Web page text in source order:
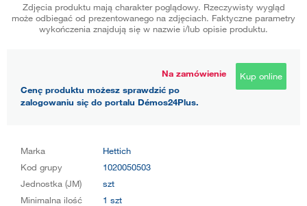
Zdjęcia produktu mają charakter poglądowy. Rzeczywisty wygląd
może odbiegać od prezentowanego na zdjęciach. Faktyczne parametry
wykończenia znajdują się w nazwie i/lub opisie produktu.
Na zamówienie
Cenę produktu możesz sprawdzić po
zalogowaniu się do portalu Démos24Plus.
Kup online
Marka
Hettich
Kod grupy
1020050503
Jednostka (JM)
szt
Minimalna ilość
1 szt